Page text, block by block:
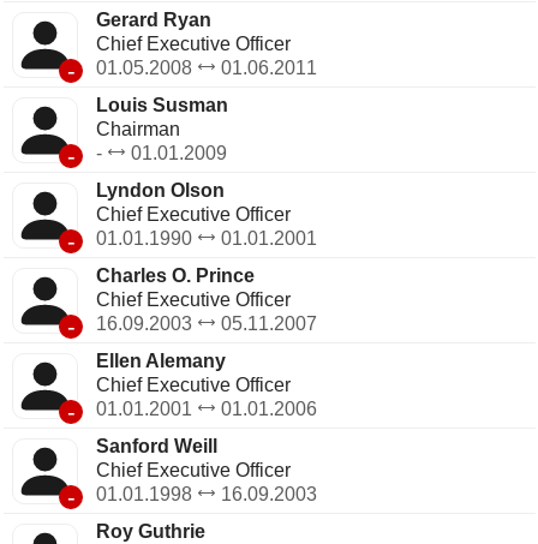
-
Gerard Ryan
Chief Executive Officer
01.05.2008
01.06.2011
-
Louis Susman
Chairman
-
01.01.2009
-
Lyndon Olson
Chief Executive Officer
01.01.1990
01.01.2001
-
Charles O. Prince
Chief Executive Officer
16.09.2003
05.11.2007
-
Ellen Alemany
Chief Executive Officer
01.01.2001
01.01.2006
-
Sanford Weill
Chief Executive Officer
01.01.1998
16.09.2003
Roy Guthrie